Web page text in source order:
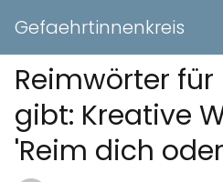
Gefaehrtinnenkreis
Reimwörter
gibt: Kreative
'Reim dich